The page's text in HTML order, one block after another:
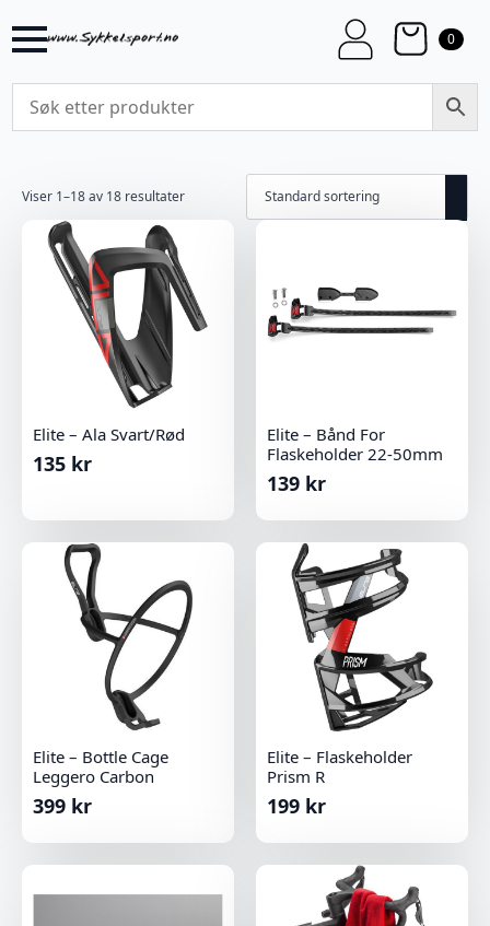
0
Viser 1–18 av 18 resultater
Elite – Ala Svart/Rød
135 kr
Elite – Bånd For
Flaskeholder 22-50mm
139 kr
Elite – Bottle Cage
Leggero Carbon
399 kr
Elite – Flaskeholder
Prism R
199 kr